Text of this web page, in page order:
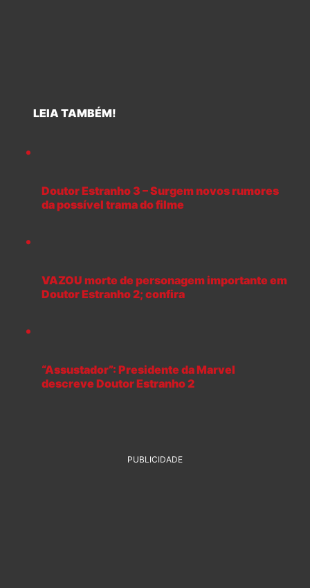
LEIA TAMBÉM!
Doutor Estranho 3 – Surgem novos rumores
da possível trama do filme
VAZOU morte de personagem importante em
Doutor Estranho 2; confira
“Assustador”: Presidente da Marvel
descreve Doutor Estranho 2
PUBLICIDADE